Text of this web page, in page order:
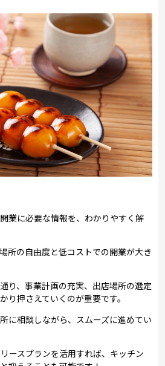
業に必要な情報を、わかりやすく解
所の自由度と低コストでの開業が大き
り、事業計画の充実、出店場所の選定
り押さえていくのが重要です。
に相談しながら、スムーズに進めてい
ースプランを活用すれば、キッチン